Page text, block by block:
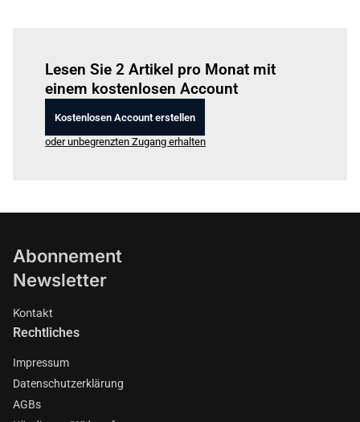
Lesen Sie 2 Artikel pro Monat mit
einem kostenlosen Account
Kostenlosen Account erstellen
oder unbegrenzten Zugang erhalten
Abonnement
Newsletter
Kontakt
Rechtliches
Impressum
Datenschutzerklärung
AGBs